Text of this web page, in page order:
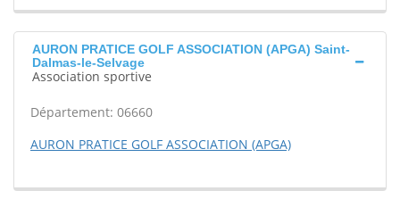
AURON PRATICE GOLF ASSOCIATION (APGA) Saint-
Dalmas-le-Selvage
Association sportive
Département: 06660
AURON PRATICE GOLF ASSOCIATION (APGA)